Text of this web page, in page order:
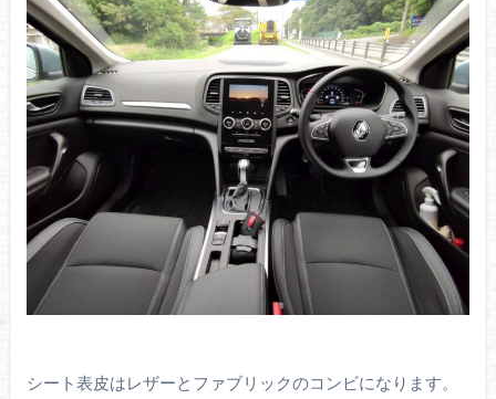
シート表皮はレザーとファブリックのコンビになります。